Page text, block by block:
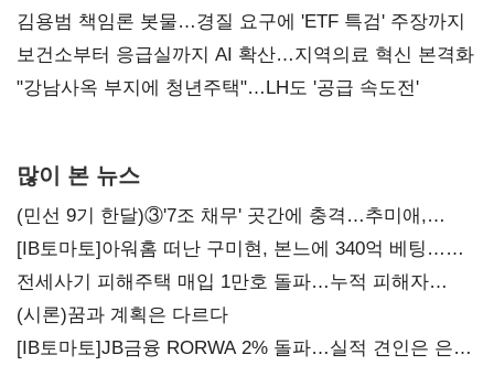
김용범 책임론 봇물…경질 요구에 'ETF 특검' 주장까지
보건소부터 응급실까지 AI 확산…지역의료 혁신 본격화
"강남사옥 부지에 청년주택"…LH도 '공급 속도전'
많이 본 뉴스
(민선 9기 한달)③'7조 채무' 곳간에 충격…추미애,
20년만에 '비상재정' 선언 승부수
[IB토마토]아워홈 떠난 구미현, 본느에 340억 베팅…
가족 지배체제 구축
전세사기 피해주택 매입 1만호 돌파…누적 피해자
4만278명
(시론)꿈과 계획은 다르다
[IB토마토]JB금융 RORWA 2% 돌파…실적 견인은 은행